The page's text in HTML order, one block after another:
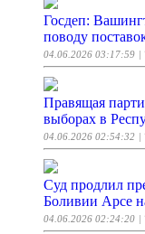
Госдеп:
поводу
04.06.2026 03:17:59
Правящая
выборах в
04.06.2026 02:54:32
Суд продлил
Боливии Арсе
04.06.2026 02:24:20